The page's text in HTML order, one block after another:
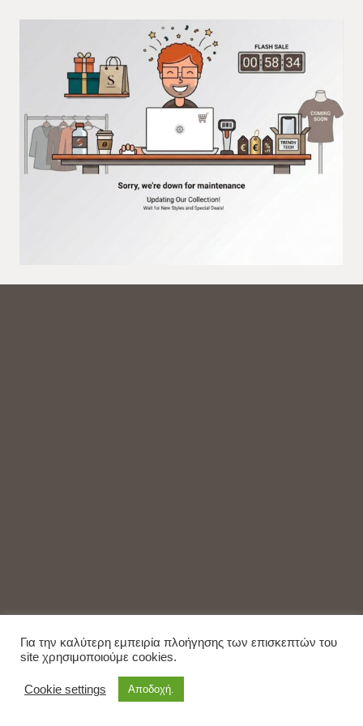
Για την καλύτερη εμπειρία πλοήγησης των επισκεπτών του
site χρησιμοποιούμε cookies.
Cookie settings Αποδοχή.